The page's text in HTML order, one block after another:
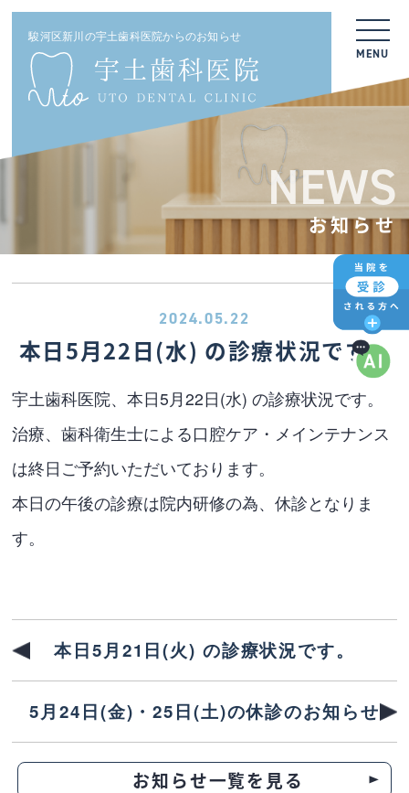
駿河区新川の宇土歯科医院からのお知らせ
MENU
NEWS
お知らせ
2024.05.22
本日5月22日(水) の診療状況です。
宇土歯科医院、本日5月22日(水) の診療状況です。
治療、歯科衛生士による口腔ケア・メインテナンス
は終日ご予約いただいております。
本日の午後の診療は院内研修の為、休診となりま
す。
本日5月21日(火) の診療状況です。
5月24日(金)・25日(土)の休診のお知らせ
お知らせ一覧を見る